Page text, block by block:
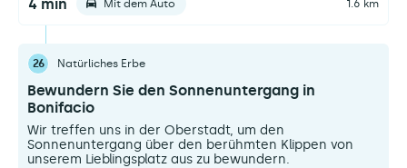
4 min Mit dem Auto 1.6 km
26 Natürliches Erbe
Bewundern Sie den Sonnenuntergang in
Bonifacio
Wir treffen uns in der Oberstadt, um den
Sonnenuntergang über den berühmten Klippen von
unserem Lieblingsplatz aus zu bewundern.